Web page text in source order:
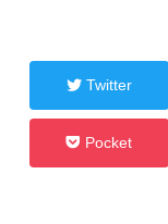
Twitter
Pocket